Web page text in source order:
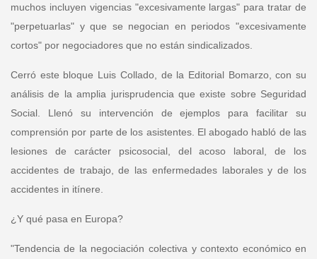
muchos incluyen vigencias "excesivamente largas" para tratar de
"perpetuarlas" y que se negocian en periodos "excesivamente
cortos" por negociadores que no están sindicalizados.
Cerró este bloque Luis Collado, de la Editorial Bomarzo, con su
análisis de la amplia jurisprudencia que existe sobre Seguridad
Social. Llenó su intervención de ejemplos para facilitar su
comprensión por parte de los asistentes. El abogado habló de las
lesiones de carácter psicosocial, del acoso laboral, de los
accidentes de trabajo, de las enfermedades laborales y de los
accidentes in itínere.
¿Y qué pasa en Europa?
"Tendencia de la negociación colectiva y contexto económico en